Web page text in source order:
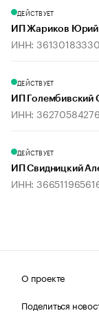
ДЕЙСТВУЕТ
ИП Жариков Юрий
ИНН:
ДЕЙСТВУЕТ
ИП Голембивский
ИНН:
ДЕЙСТВУЕТ
ИП Свидницкий
ИНН:
О проекте
Поделиться